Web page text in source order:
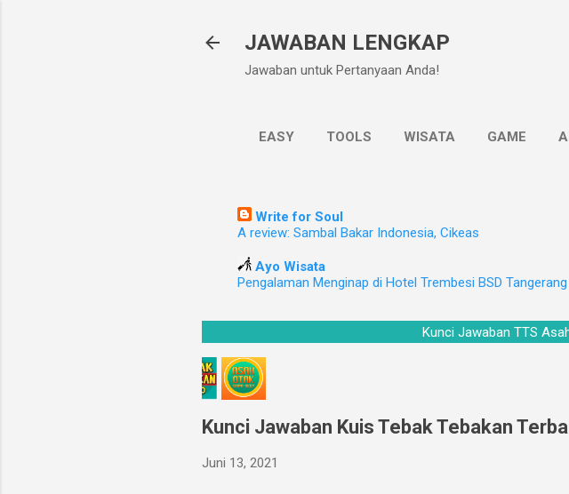
JAWABAN LENGKAP
Jawaban untuk Pertanyaan Anda!
EASY TOOLS WISATA GAME
Write for Soul
A review: Sambal Bakar Indonesia, Cikeas
Ayo Wisata
Pengalaman Menginap di Hotel Trembesi BSD Tangerang
Kunci Jawaban
Kunci Jawaban Kuis Tebak Tebakan
Juni 13, 2021